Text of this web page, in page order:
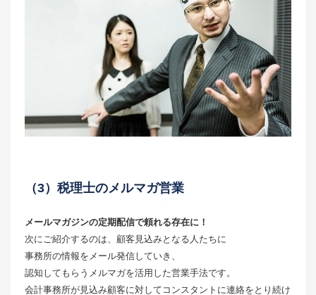
（3）税理士のメルマガ営業
メールマガジンの定期配信で頼れる存在に！
次にご紹介するのは、顧客見込みとなる人たちに
事務所の情報をメール発信していき、
認知してもらうメルマガを活用した営業手法です。
会計事務所が見込み顧客に対してコンスタントに連絡をとり続け